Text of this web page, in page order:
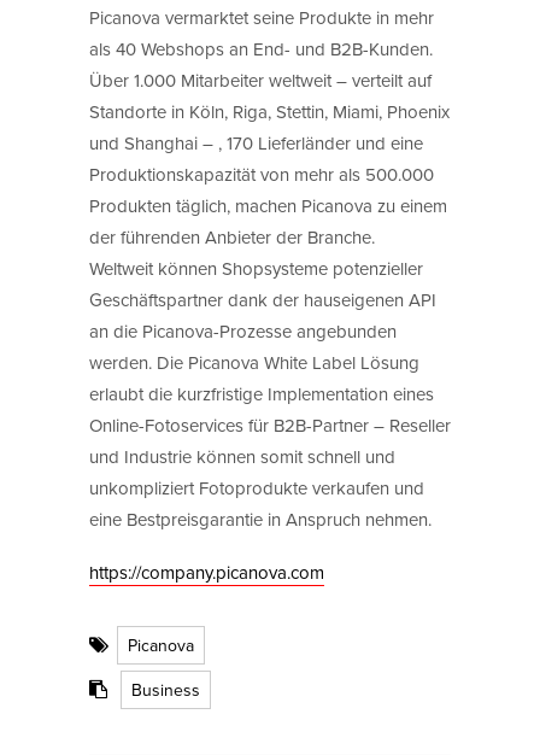
Picanova vermarktet seine Produkte in mehr
als 40 Webshops an End- und B2B-Kunden.
Über 1.000 Mitarbeiter weltweit – verteilt auf
Standorte in Köln, Riga, Stettin, Miami, Phoenix
und Shanghai – , 170 Lieferländer und eine
Produktionskapazität von mehr als 500.000
Produkten täglich, machen Picanova zu einem
der führenden Anbieter der Branche.
Weltweit können Shopsysteme potenzieller
Geschäftspartner dank der hauseigenen API
an die Picanova-Prozesse angebunden
werden. Die Picanova White Label Lösung
erlaubt die kurzfristige Implementation eines
Online-Fotoservices für B2B-Partner – Reseller
und Industrie können somit schnell und
unkompliziert Fotoprodukte verkaufen und
eine Bestpreisgarantie in Anspruch nehmen.
https://company.picanova.com
Picanova
Business